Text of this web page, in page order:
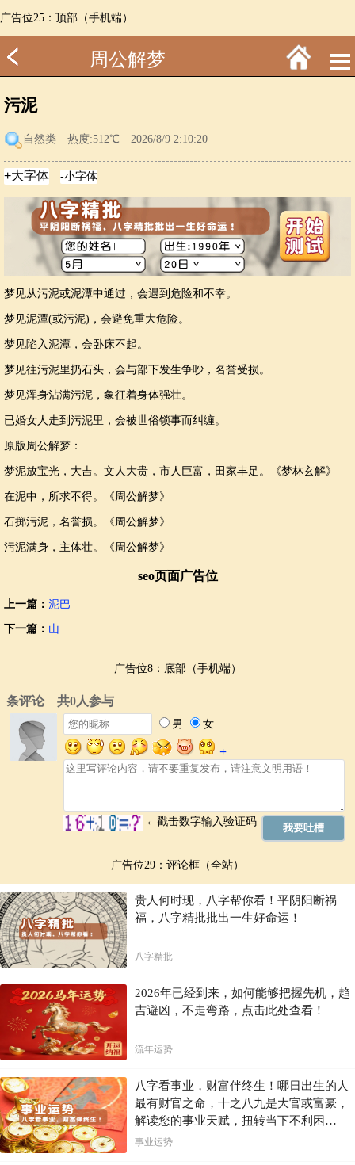
广告位25：顶部（手机端）
周公解梦
污泥
自然类 热度:512℃ 2026/8/9 2:10:20
梦见从污泥或泥潭中通过，会遇到危险和不幸。
梦见泥潭(或污泥)，会避免重大危险。
梦见陷入泥潭，会卧床不起。
梦见往污泥里扔石头，会与部下发生争吵，名誉受损。
梦见浑身沾满污泥，象征着身体强壮。
已婚女人走到污泥里，会被世俗锁事而纠缠。
原版周公解梦：
梦泥放宝光，大吉。文人大贵，市人巨富，田家丰足。《梦林玄解》
在泥中，所求不得。《周公解梦》
石掷污泥，名誉损。《周公解梦》
污泥满身，主体壮。《周公解梦》
seo页面广告位
上一篇： 泥巴
下一篇： 山
广告位8：底部（手机端）
广告位29：评论框（全站）
贵人何时现，八字帮你看！平阴阳断祸
福，八字精批批出一生好命运！
八字精批
2026年已经到来，如何能够把握先机，趋
吉避凶，不走弯路，点击此处查看！
流年运势
八字看事业，财富伴终生！哪日出生的人
最有财官之命，十之八九是大官或富豪，
解读您的事业天赋，扭转当下不利困
局！！
事业运势